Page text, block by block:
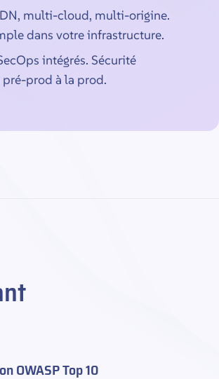
multi-cloud, multi-origine.
dans votre infrastructure.
intégrés. Sécurité
prod à la prod.
OWASP Top 10